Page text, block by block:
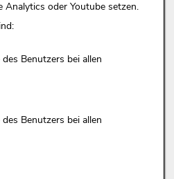
Analytics oder Youtube setzen.
Benutzers bei allen
Benutzers bei allen